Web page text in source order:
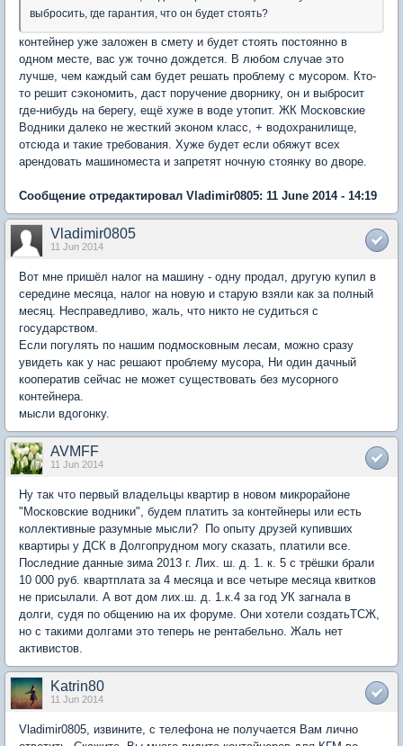
выбросить, где гарантия, что он будет стоять?
контейнер уже заложен в смету и будет стоять постоянно в
одном месте, вас уж точно дождется. В любом случае это
лучше, чем каждый сам будет решать проблему с мусором. Кто-
то решит сэкономить, даст поручение дворнику, он и выбросит
где-нибудь на берегу, ещё хуже в воде утопит. ЖК Московские
Водники далеко не жесткий эконом класс, + водохранилище,
отсюда и такие требования. Хуже будет если обяжут всех
арендовать машиноместа и запретят ночную стоянку во дворе.
Сообщение отредактировал Vladimir0805: 11 June 2014 - 14:19
Vladimir0805
11 Jun 2014
Вот мне пришёл налог на машину - одну продал, другую купил в
середине месяца, налог на новую и старую взяли как за полный
месяц. Несправедливо, жаль, что никто не судиться с
государством.
Если погулять по нашим подмосковным лесам, можно сразу
увидеть как у нас решают проблему мусора, Ни один дачный
кооператив сейчас не может существовать без мусорного
контейнера.
мысли вдогонку.
AVMFF
11 Jun 2014
Ну так что первый владельцы квартир в новом микрорайоне
"Московские водники", будем платить за контейнеры или есть
коллективные разумные мысли? По опыту друзей купивших
квартиры у ДСК в Долгопрудном могу сказать, платили все.
Последние данные зима 2013 г. Лих. ш. д. 1. к. 5 с трёшки брали
10 000 руб. квартплата за 4 месяца и все четыре месяца квитков
не присылали. А вот дом лих.ш. д. 1.к.4 за год УК загнала в
долги, судя по общению на их форуме. Они хотели создатьТСЖ,
но с такими долгами это теперь не рентабельно. Жаль нет
активистов.
Katrin80
11 Jun 2014
Vladimir0805, извините, с телефона не получается Вам лично